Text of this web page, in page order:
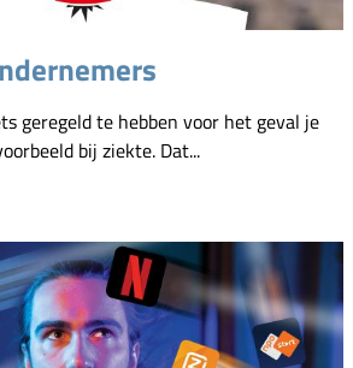
geregeld te hebben voor het geval je
bij ziekte. Dat...